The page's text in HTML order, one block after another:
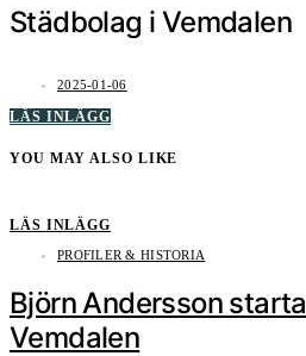
Städbolag i Vemdalen
2025-01-06
LÄS INLÄGG
YOU MAY ALSO LIKE
LÄS INLÄGG
PROFILER & HISTORIA
Björn Andersson
Vemdalen